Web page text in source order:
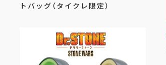
トバッグ（タイクレ限定）